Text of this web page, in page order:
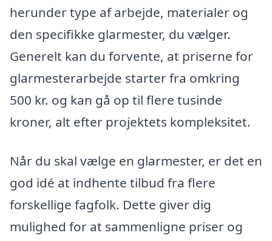
herunder type af arbejde, materialer og
den specifikke glarmester, du vælger.
Generelt kan du forvente, at priserne for
glarmesterarbejde starter fra omkring
500 kr. og kan gå op til flere tusinde
kroner, alt efter projektets kompleksitet.
Når du skal vælge en glarmester, er det en
god idé at indhente tilbud fra flere
forskellige fagfolk. Dette giver dig
mulighed for at sammenligne priser og